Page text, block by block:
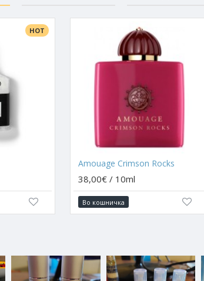
HOT
Amouage Crimson Rocks
38,00€ / 10ml
Во кошничка